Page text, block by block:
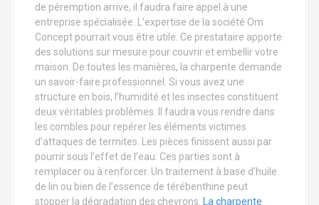
de péremption arrive, il faudra faire appel à une
entreprise spécialisée. L’expertise de la société Om
Concept pourrait vous être utile. Ce prestataire apporte
des solutions sur mesure pour couvrir et embellir votre
maison. De toutes les manières, la charpente demande
un savoir-faire professionnel. Si vous avez une
structure en bois, l’humidité et les insectes constituent
deux véritables problèmes. Il faudra vous rendre dans
les combles pour repérer les éléments victimes
d’attaques de termites. Les pièces finissent aussi par
pourrir sous l’effet de l’eau. Ces parties sont à
remplacer ou à renforcer. Un traitement à base d’huile
de lin ou bien de l’essence de térébenthine peut
stopper la dégradation des chevrons.
La charpente